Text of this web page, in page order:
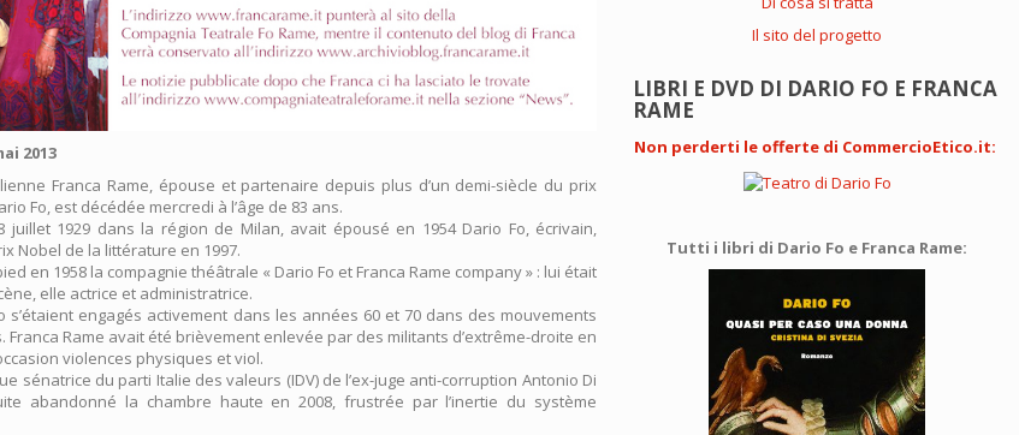
2013
Franca Rame, épouse et partenaire depuis plus d’un demi-siècle du prix
Fo, est décédée mercredi à l’âge de 83 ans.
juillet 1929 dans la région de Milan, avait épousé en 1954 Dario Fo, écrivain,
Nobel de la littérature en 1997.
en 1958 la compagnie théâtrale « Dario Fo et Franca Rame company » : lui était
elle actrice et administratrice.
s’étaient engagés activement dans les années 60 et 70 dans des mouvements
Franca Rame avait été brièvement enlevée par des militants d’extrême-droite en
violences physiques et viol.
sénatrice du parti Italie des valeurs (IDV) de l’ex-juge anti-corruption Antonio Di
abandonné la chambre haute en 2008, frustrée par l’inertie du système
Il sito del progetto
LIBRI E DVD DI DARIO FO E FRANCA
RAME
Non perderti le offerte di CommercioEtico.it:
Tutti i libri di Dario Fo e Franca Rame: